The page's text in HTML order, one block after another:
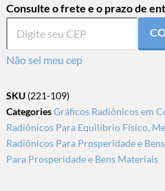
Consulte o frete e o prazo de
Não sei meu cep
SKU (221-109)
CategoriesGráficos Radiônicos em
Radiônicos Para Equilíbrio Físico,
Radiônicos Para Prosperidade e
Para Prosperidade e Bens Materiais